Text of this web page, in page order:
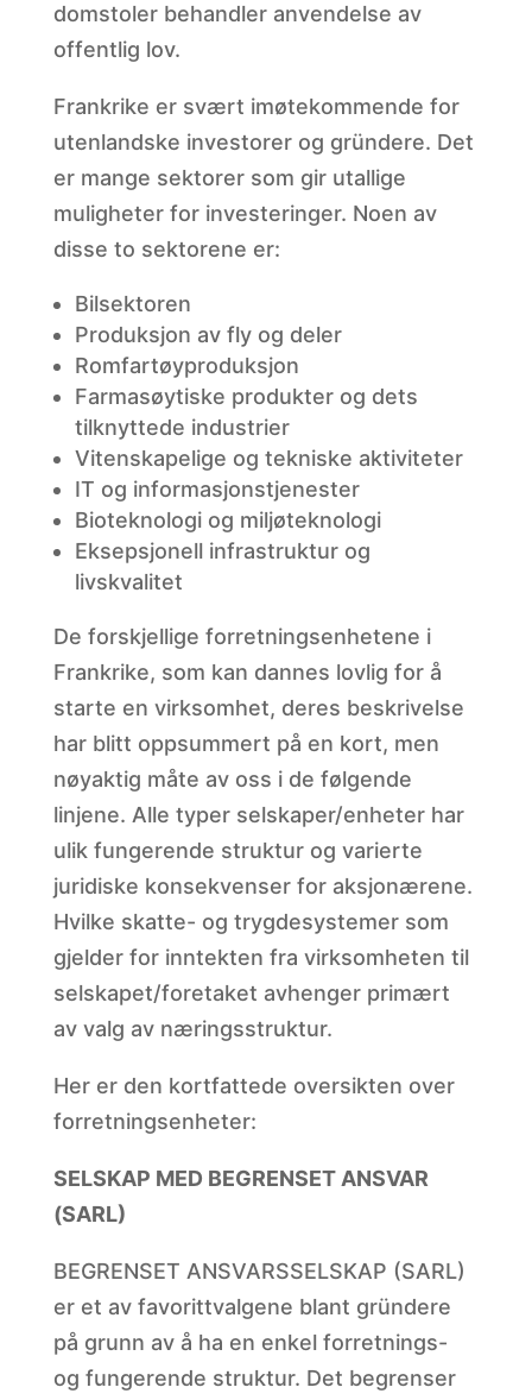
domstoler behandler anvendelse av
offentlig lov.
Frankrike er svært imøtekommende for
utenlandske investorer og gründere. Det
er mange sektorer som gir utallige
muligheter for investeringer. Noen av
disse to sektorene er:
Bilsektoren
Produksjon av fly og deler
Romfartøyproduksjon
Farmasøytiske produkter og dets
tilknyttede industrier
Vitenskapelige og tekniske aktiviteter
IT og informasjonstjenester
Bioteknologi og miljøteknologi
Eksepsjonell infrastruktur og
livskvalitet
De forskjellige forretningsenhetene i
Frankrike, som kan dannes lovlig for å
starte en virksomhet, deres beskrivelse
har blitt oppsummert på en kort, men
nøyaktig måte av oss i de følgende
linjene. Alle typer selskaper/enheter har
ulik fungerende struktur og varierte
juridiske konsekvenser for aksjonærene.
Hvilke skatte- og trygdesystemer som
gjelder for inntekten fra virksomheten til
selskapet/foretaket avhenger primært
av valg av næringsstruktur.
Her er den kortfattede oversikten over
forretningsenheter:
SELSKAP MED BEGRENSET ANSVAR
(SARL)
BEGRENSET ANSVARSSELSKAP (SARL)
er et av favorittvalgene blant gründere
på grunn av å ha en enkel forretnings-
og fungerende struktur. Det begrenser